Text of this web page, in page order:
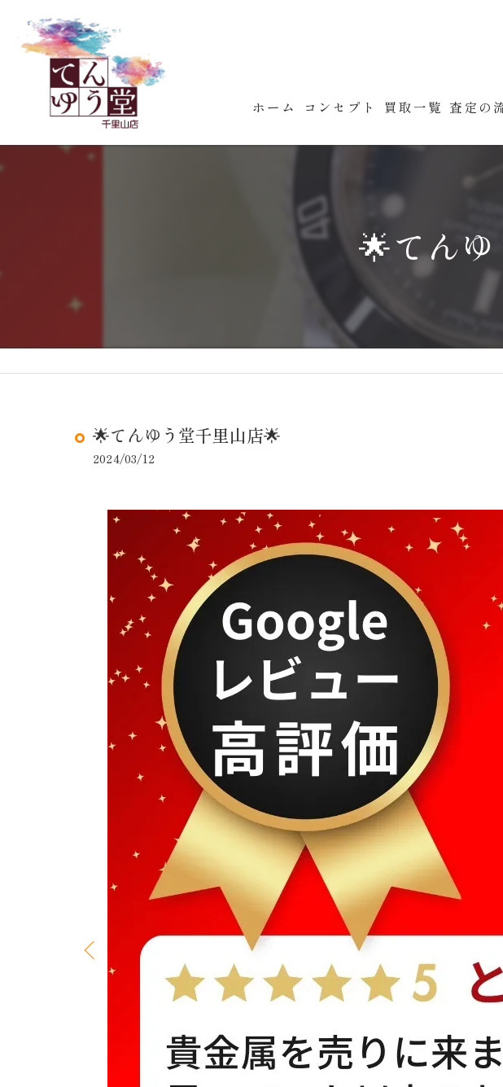
ホーム コンセプト 買取一覧 査定の
🌟てん
🌟てんゆう堂千里山店🌟
2024/03/12